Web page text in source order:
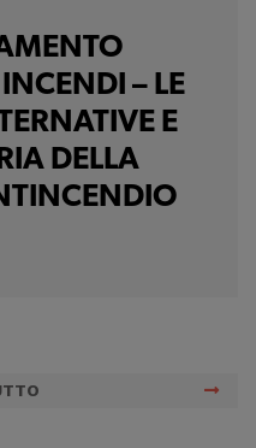
– LE
E
DELLA